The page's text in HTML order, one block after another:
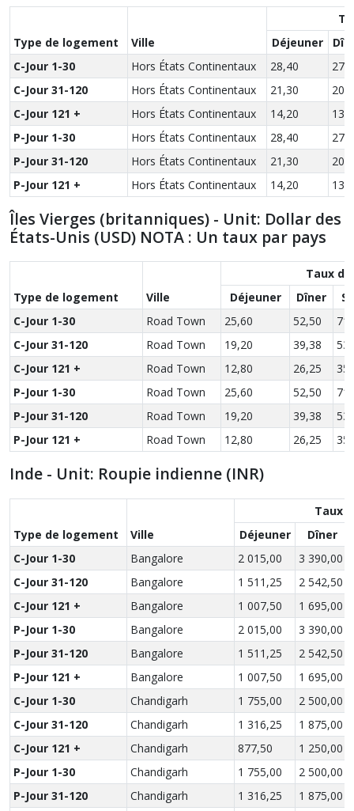
Type de logement Ville
Déjeuner
C-Jour 1-30
Hors États Continentaux 28,40
C-Jour 31-120
Hors États Continentaux 21,30
C-Jour 121 +
Hors États Continentaux 14,20
P-Jour 1-30
Hors États Continentaux 28,40
P-Jour 31-120
Hors États Continentaux 21,30
P-Jour 121 +
Hors États Continentaux 14,20
Îles Vierges (britanniques) - Unit: Dollar des
États-Unis (USD) NOTA : Un taux par pays
Type de logement Ville
Taux
Déjeuner
Dîner
C-Jour 1-30
Road Town 25,60 52,50
C-Jour 31-120
Road Town 19,20 39,38
C-Jour 121 +
Road Town 12,80 26,25
P-Jour 1-30
Road Town 25,60 52,50
P-Jour 31-120
Road Town 19,20 39,38
P-Jour 121 +
Road Town 12,80 26,25
Inde - Unit: Roupie indienne (INR)
Type de logement Ville
Taux
Déjeuner
Dîner
C-Jour 1-30
Bangalore 2 015,00 3 390,00
C-Jour 31-120
Bangalore 1 511,25 2 542,50
C-Jour 121 +
Bangalore 1 007,50 1 695,00
P-Jour 1-30
Bangalore 2 015,00 3 390,00
P-Jour 31-120
Bangalore 1 511,25 2 542,50
P-Jour 121 +
Bangalore 1 007,50 1 695,00
C-Jour 1-30
Chandigarh 1 755,00 2 500,00
C-Jour 31-120
Chandigarh 1 316,25 1 875,00
C-Jour 121 +
Chandigarh 877,50 1 250,00
P-Jour 1-30
Chandigarh 1 755,00 2 500,00
P-Jour 31-120
Chandigarh 1 316,25 1 875,00